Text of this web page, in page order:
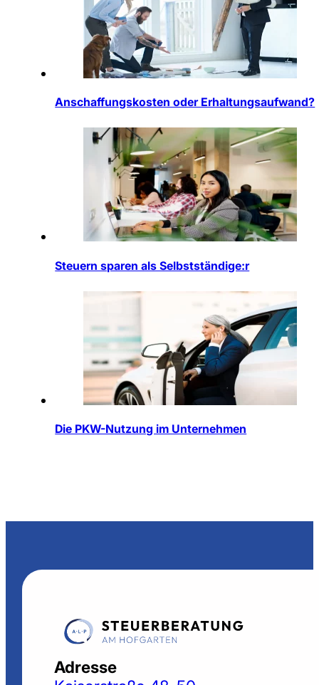
Anschaffungskosten oder Erhaltungsaufwand?
Steuern sparen als Selbstständige:r
Die PKW-Nutzung im Unternehmen
Adresse